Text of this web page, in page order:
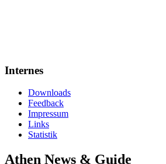
Internes
Downloads
Feedback
Impressum
Links
Statistik
Athen News & Guide